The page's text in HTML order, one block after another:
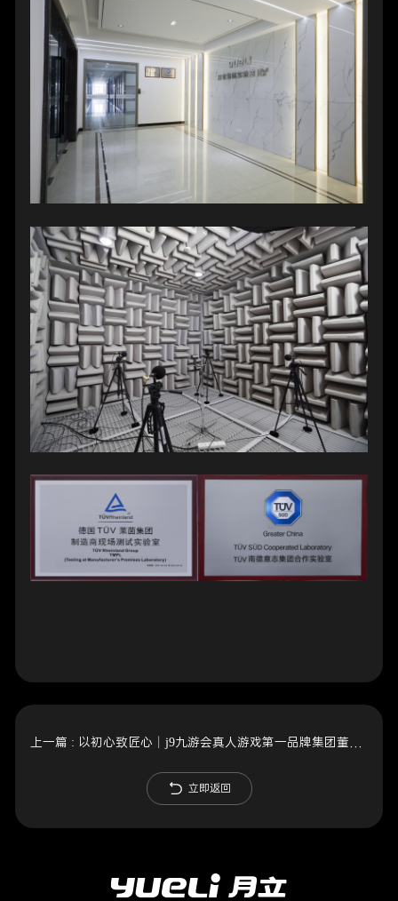
上一篇 : 以初心致匠心｜j9九游会真人游戏第一品牌集团董事长当选慈溪市商标品牌协会会长
立即返回